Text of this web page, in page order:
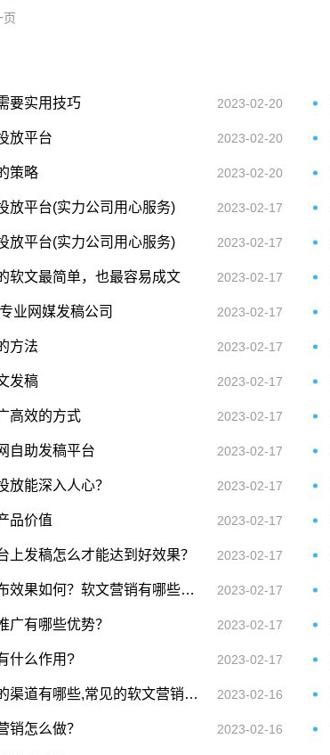
页
要实用技巧 2023-02-20
放平台 2023-02-20
策略 2023-02-20
放平台(实力公司用心服务) 2023-02-17
放平台(实力公司用心服务) 2023-02-17
软文最简单，也最容易成文 2023-02-17
业网媒发稿公司 2023-02-17
方法 2023-02-17
发稿 2023-02-17
高效的方式 2023-02-17
自助发稿平台 2023-02-17
放能深入人心？ 2023-02-17
品价值 2023-02-17
上发稿怎么才能达到好效果？ 2023-02-17
新闻稿发布效果如何？软文营销有哪些优势 2023-02-17
广有哪些优势？ 2023-02-17
什么作用? 2023-02-17
软文发布的渠道有哪些,常见的软文营销推广方式 2023-02-16
销怎么做？ 2023-02-16